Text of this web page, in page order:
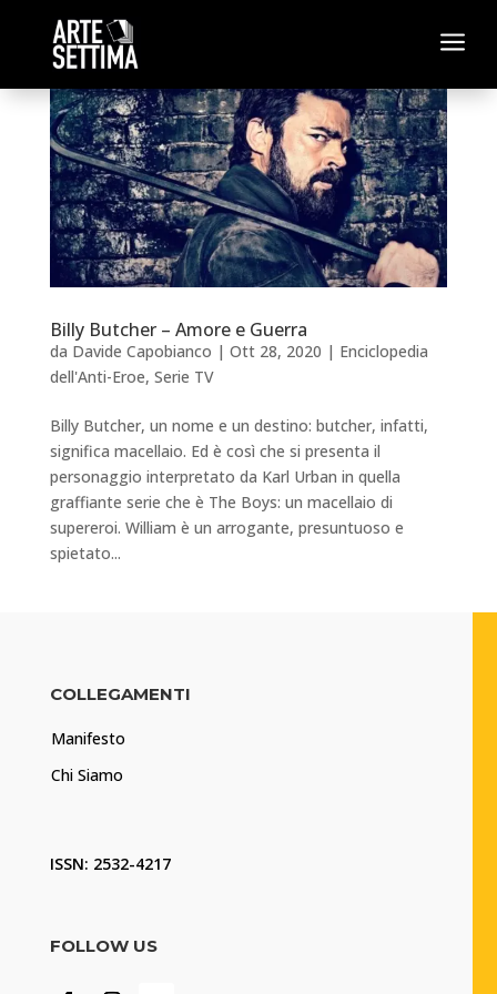
a
Billy Butcher – Amore e Guerra
da Davide Capobianco | Ott 28, 2020 | Enciclopedia
dell'Anti-Eroe, Serie TV
Billy Butcher, un nome e un destino: butcher, infatti,
significa macellaio. Ed è così che si presenta il
personaggio interpretato da Karl Urban in quella
graffiante serie che è The Boys: un macellaio di
supereroi. William è un arrogante, presuntuoso e
spietato...
COLLEGAMENTI
Manifesto
Chi Siamo
ISSN: 2532-4217
FOLLOW US